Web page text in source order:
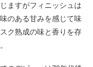
ますがフィニッシュは
のある甘みを感じて味
ク熟成の味と香りを存